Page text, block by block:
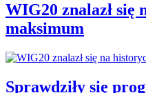
WIG20 znalazł się
maksimum
Sprawdziły się